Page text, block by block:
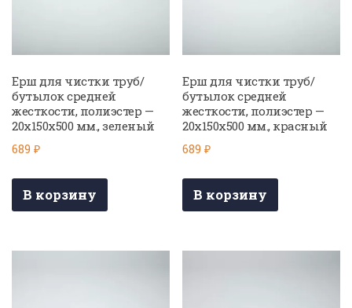
Ерш для чистки труб/
бутылок средней
жесткости, полиэстер —
20х150х500 мм., зеленый
689 ₽
В корзину
Ерш для чистки труб/
бутылок средней
жесткости, полиэстер —
20х150х500 мм., красный
689₽
В корзину